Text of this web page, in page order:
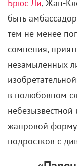
сомнения,
незамыленных
в полюбовном
небезызвестной
жанровой
подростков с